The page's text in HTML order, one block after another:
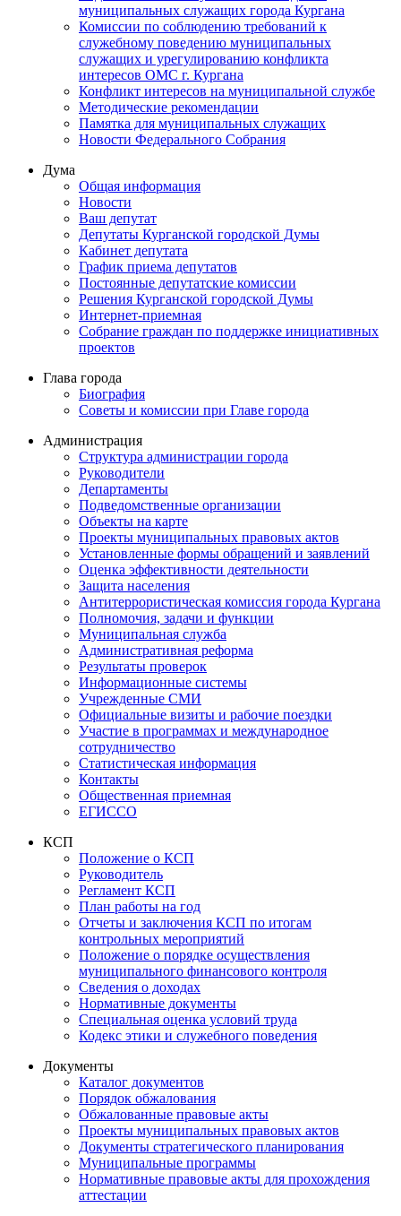
муниципальных служащих города Кургана
Комиссии по соблюдению требований к
служебному поведению муниципальных
служащих и урегулированию конфликта
интересов ОМС г. Кургана
Конфликт интересов на муниципальной службе
Методические рекомендации
Памятка для муниципальных служащих
Новости Федерального Cобрания
Дума
Общая информация
Новости
Ваш депутат
Депутаты Курганской городской Думы
Кабинет депутата
График приема депутатов
Постоянные депутатские комиссии
Решения Курганской городской Думы
Интернет-приемная
Собрание граждан по поддержке инициативных
проектов
Глава города
Биография
Советы и комиссии при Главе города
Администрация
Структура администрации города
Руководители
Департаменты
Подведомственные организации
Объекты на карте
Проекты муниципальных правовых актов
Установленные формы обращений и заявлений
Оценка эффективности деятельности
Защита населения
Антитеррористическая комиссия города Кургана
Полномочия, задачи и функции
Муниципальная служба
Административная реформа
Результаты проверок
Информационные системы
Учрежденные СМИ
Официальные визиты и рабочие поездки
Участие в программах и международное
сотрудничество
Статистическая информация
Контакты
Общественная приемная
ЕГИССО
КСП
Положение о КСП
Руководитель
Регламент КСП
План работы на год
Отчеты и заключения КСП по итогам
контрольных мероприятий
Положение о порядке осуществления
муниципального финансового контроля
Сведения о доходах
Нормативные документы
Специальная оценка условий труда
Кодекс этики и служебного поведения
Документы
Каталог документов
Порядок обжалования
Обжалованные правовые акты
Проекты муниципальных правовых актов
Документы стратегического планирования
Муниципальные программы
Нормативные правовые акты для прохождения
аттестации